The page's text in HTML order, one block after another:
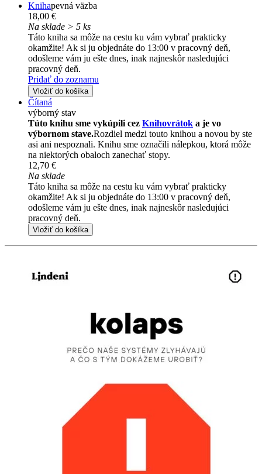
Knihapevná väzba
18,00 €
Na sklade > 5 ks
Táto kniha sa môže na cestu ku vám vybrať prakticky
okamžite! Ak si ju objednáte do 13:00 v pracovný deň,
odošleme vám ju ešte dnes, inak najneskôr nasledujúci
pracovný deň.
Pridať do zoznamu
Vložiť do košíka
Čítaná
výborný stav
Túto knihu sme vykúpili cez Knihovrátok a je vo
výbornom stave.Rozdiel medzi touto knihou a novou by ste
asi ani nespoznali. Knihu sme označili nálepkou, ktorá môže
na niektorých obaloch zanechať stopy.
12,70 €
Na sklade
Táto kniha sa môže na cestu ku vám vybrať prakticky
okamžite! Ak si ju objednáte do 13:00 v pracovný deň,
odošleme vám ju ešte dnes, inak najneskôr nasledujúci
pracovný deň.
Vložiť do košíka